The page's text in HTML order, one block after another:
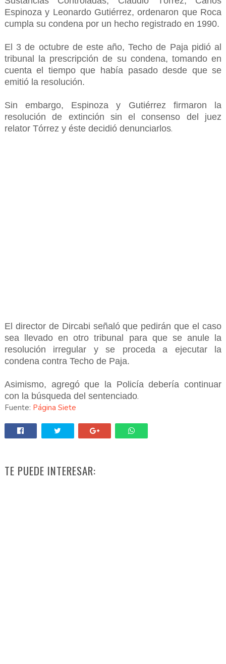
Espinoza y Leonardo Gutiérrez, ordenaron que Roca
cumpla su condena por un hecho registrado en 1990.
El 3 de octubre de este año, Techo de Paja pidió al
tribunal la prescripción de su condena, tomando en
cuenta el tiempo que había pasado desde que se
emitió la resolución.
Sin embargo, Espinoza y Gutiérrez firmaron la
resolución de extinción sin el consenso del juez
relator Tórrez y éste decidió denunciarlos.
El director de Dircabi señaló que pedirán que el caso
sea llevado en otro tribunal para que se anule la
resolución irregular y se proceda a ejecutar la
condena contra Techo de Paja.
Asimismo, agregó que la Policía debería continuar
con la búsqueda del sentenciado.
Fuente: Página Siete
TE PUEDE INTERESAR: